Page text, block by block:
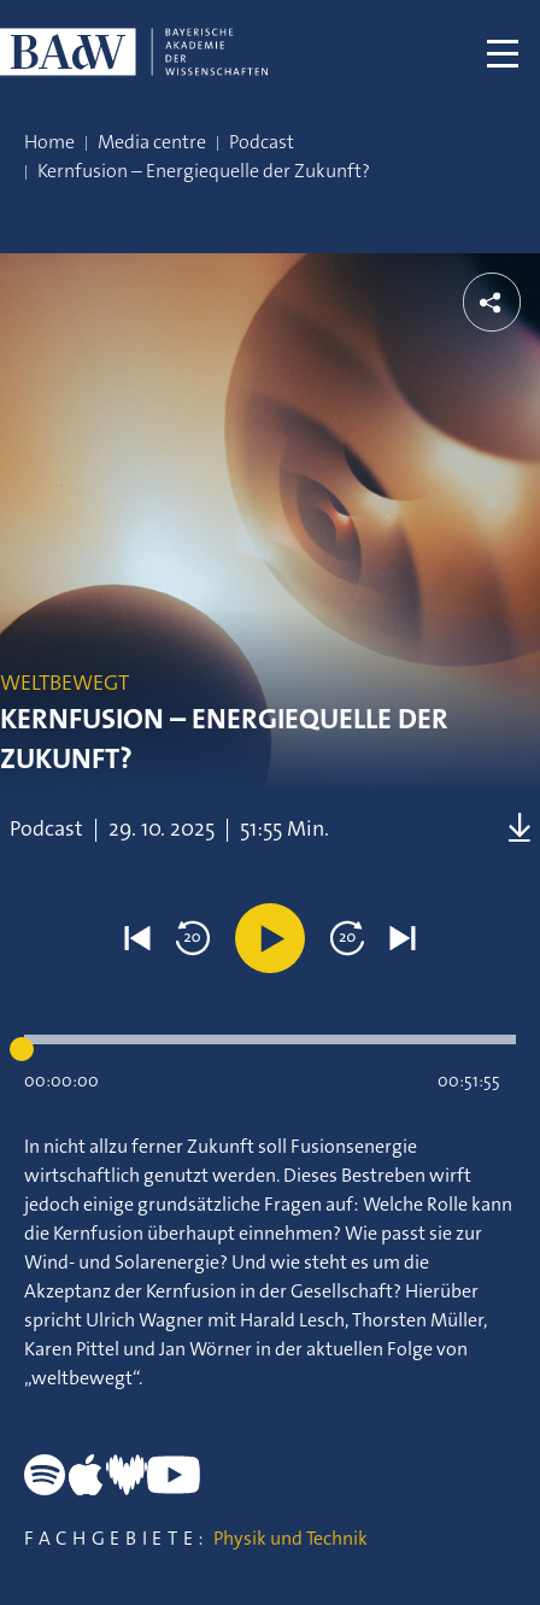
Home Media centre
Podcast
Kernfusion – Energiequelle der Zukunft?
WELTBEWEGT
KERNFUSION – ENERGIEQUELLE DER
ZUKUNFT?
Podcast | 29. 10. 2025 | 51:55 Min.
00:00:00 00:51:55
In nicht allzu ferner Zukunft soll Fusionsenergie
wirtschaftlich genutzt werden. Dieses Bestreben wirft
jedoch einige grundsätzliche Fragen auf: Welche Rolle kann
die Kernfusion überhaupt einnehmen? Wie passt sie zur
Wind- und Solarenergie? Und wie steht es um die
Akzeptanz der Kernfusion in der Gesellschaft? Hierüber
spricht Ulrich Wagner mit Harald Lesch, Thorsten Müller,
Karen Pittel und Jan Wörner in der aktuellen Folge von
„weltbewegt“.
FACHGEBIETE: Physik und Technik